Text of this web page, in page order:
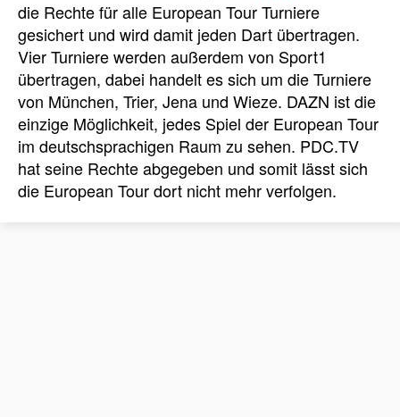
die Rechte für alle European Tour Turniere
gesichert und wird damit jeden Dart übertragen.
Vier Turniere werden außerdem von Sport1
übertragen, dabei handelt es sich um die Turniere
von München, Trier, Jena und Wieze. DAZN ist die
einzige Möglichkeit, jedes Spiel der European Tour
im deutschsprachigen Raum zu sehen. PDC.TV
hat seine Rechte abgegeben und somit lässt sich
die European Tour dort nicht mehr verfolgen.